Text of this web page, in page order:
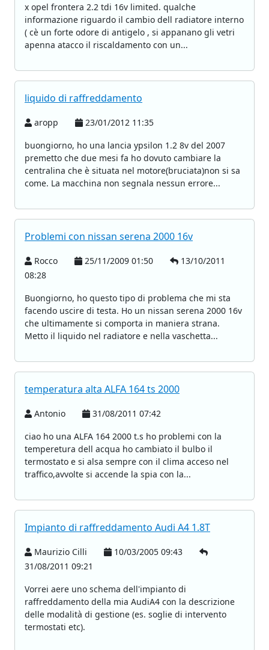
x opel frontera 2.2 tdi 16v limited. qualche
informazione riguardo il cambio dell radiatore interno
( cè un forte odore di antigelo , si appanano gli vetri
apenna atacco il riscaldamento con un...
liquido di raffreddamento
aropp
23/01/2012 11:35
buongiorno, ho una lancia ypsilon 1.2 8v del 2007
premetto che due mesi fa ho dovuto cambiare la
centralina che è situata nel motore(bruciata)non si sa
come. La macchina non segnala nessun errore...
Problemi con nissan serena 2000 16v
Rocco 25/11/2009 01:50
13/10/2011
08:28
Buongiorno, ho questo tipo di problema che mi sta
facendo uscire di testa. Ho un nissan serena 2000 16v
che ultimamente si comporta in maniera strana.
Metto il liquido nel radiatore e nella vaschetta...
temperatura alta ALFA 164 ts 2000
Antonio
31/08/2011 07:42
ciao ho una ALFA 164 2000 t.s ho problemi con la
temperetura dell acqua ho cambiato il bulbo il
termostato e si alsa sempre con il clima acceso nel
traffico,avvolte si accende la spia con la...
Impianto di raffreddamento Audi A4 1.8T
Maurizio Cilli
10/03/2005 09:43
31/08/2011 09:21
Vorrei aere uno schema dell'impianto di
raffreddamento della mia AudiA4 con la descrizione
delle modalità di gestione (es. soglie di intervento
termostati etc).